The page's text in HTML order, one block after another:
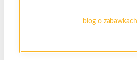
blog o zabawkach